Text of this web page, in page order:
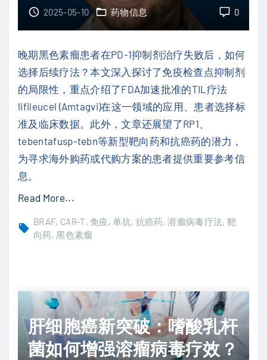
D
-
1
耐
药
困
境
0
2
C
S
C
聚
免
、
靶
向
疗
法
"
0
2025-05-10 药物信息
晚期黑色素瘤患者在PD-1抑制剂治疗失败后，如何
选择后续疗法？本文深入探讨了免疫检查点抑制剂
的局限性，重点介绍了FDA加速批准的TIL疗法
lifileucel (Amtagvi)在这一领域的应用、患者选择标
准及临床数据。此外，文章还展望了RP1、
tebentafusp-tebn等新型靶向药和抗癌药的潜力，
为寻求海外购药或代购方案的患者提供重要参考信
息。
Read More..."
破
1
耐
药
：
BRAF CAR-T 免疫 单抗 抗癌药 溶瘤病毒疗法 靶
向药 黑色素瘤
肝细胞癌新突破：嗜酸乳杆
菌如何增强溶瘤病毒疗效？